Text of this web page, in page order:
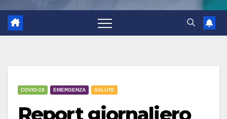
COVID-19 EMERGENZA SALUTE
Report giornaliero